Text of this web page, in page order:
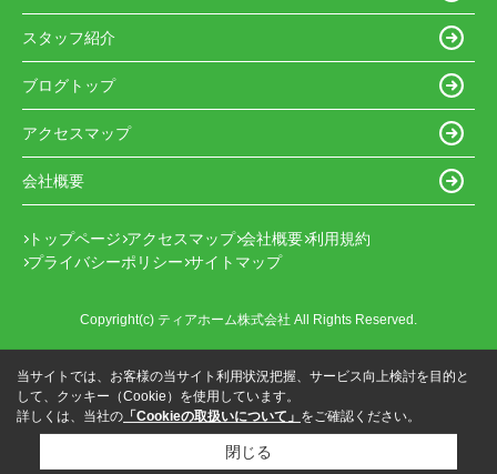
スタッフ紹介
ブログトップ
アクセスマップ
会社概要
トップページ アクセスマップ 会社概要 利用規約
プライバシーポリシー サイトマップ
Copyright(c) ティアホーム株式会社 All Rights Reserved.
当サイトでは、お客様の当サイト利用状況把握、サービス向上検討を目的と
して、クッキー（Cookie）を使用しています。
詳しくは、当社の 「Cookieの取扱いについて」 をご確認ください。
閉じる